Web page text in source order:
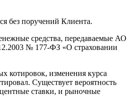
без поручений Клиента.
средства, передаваемые АО
№ 177-ФЗ «О страховании
котировок, изменения курса
Существует вероятность
ставки, и рыночные